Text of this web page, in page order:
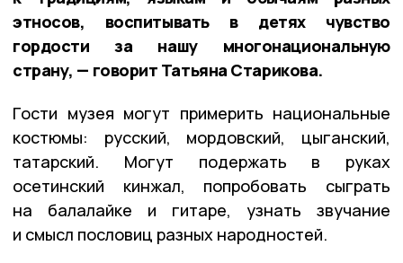
этносов, воспитывать в детях чувство
гордости за нашу многонациональную
страну, — говорит Татьяна Старикова.
Гости музея могут примерить национальные
костюмы: русский, мордовский, цыганский,
татарский. Могут подержать в руках
осетинский кинжал, попробовать сыграть
на балалайке и гитаре, узнать звучание
и смысл пословиц разных народностей.